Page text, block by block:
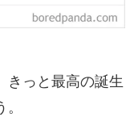
きっと最高の誕生